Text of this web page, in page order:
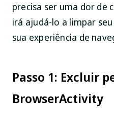
precisa ser uma dor de
irá ajudá-lo a limpar
sua experiência de
Passo 1: Excluir
BrowserActivity